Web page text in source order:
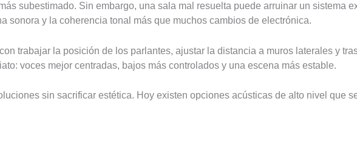
subestimado. Sin embargo, una sala mal resuelta puede arruinar un sistema
sonora y la coherencia tonal más que muchos cambios de electrónica.
trabajar la posición de los parlantes, ajustar la distancia a muros laterales y
voces mejor centradas, bajos más controlados y una escena más estable.
sin sacrificar estética. Hoy existen opciones acústicas de alto nivel que